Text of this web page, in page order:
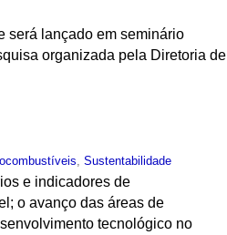
será lançado em seminário
organizada pela Diretoria de
,Sustentabilidade
e indicadores de
o avanço das áreas de
tecnológico no